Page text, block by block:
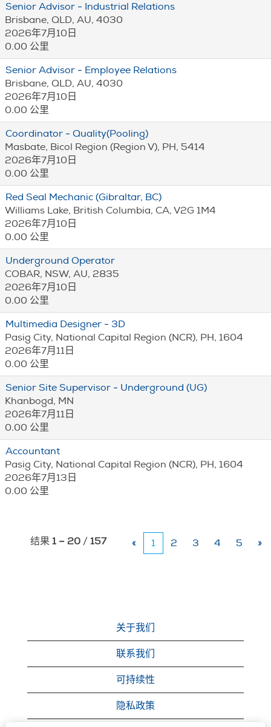
Senior Advisor - Industrial Relations
Brisbane, QLD, AU, 4030
2026年7月10日
0.00 公里
Senior Advisor - Employee Relations
Brisbane, QLD, AU, 4030
2026年7月10日
0.00 公里
Coordinator - Quality(Pooling)
Masbate, Bicol Region (Region V), PH, 5414
2026年7月10日
0.00 公里
Red Seal Mechanic (Gibraltar, BC)
Williams Lake, British Columbia, CA, V2G 1M4
2026年7月10日
0.00 公里
Underground Operator
COBAR, NSW, AU, 2835
2026年7月10日
0.00 公里
Multimedia Designer - 3D
Pasig City, National Capital Region (NCR), PH, 1604
2026年7月11日
0.00 公里
Senior Site Supervisor - Underground (UG)
Khanbogd, MN
2026年7月11日
0.00 公里
Accountant
Pasig City, National Capital Region (NCR), PH, 1604
2026年7月13日
0.00 公里
结果 1 – 20 / 157 « 1 2 3 4 5 »
关于我们
联系我们
可持续性
隐私政策